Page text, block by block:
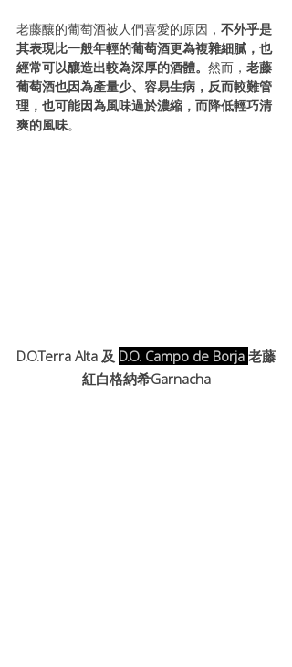
老藤釀的葡萄酒被人們喜愛的原因， 不外乎是
其表現比一般年輕的葡萄酒更為複雜細膩，也
經常可以釀造出較為深厚的酒體。 然而， 老藤
葡萄酒也因為產量少、容易生病，反而較難管
理，也可能因為風味過於濃縮，而降低輕巧清
爽的風味。
D.O.Terra Alta 及 D.O. Campo de Borja 老藤
紅白格納希Garnacha